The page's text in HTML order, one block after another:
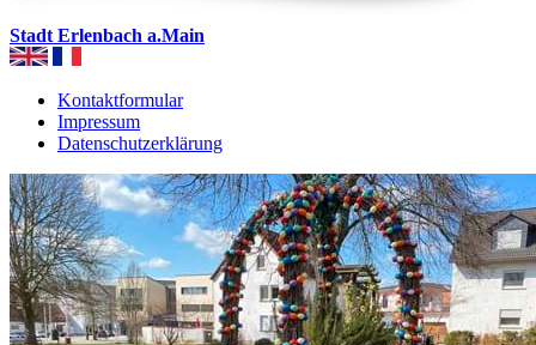
Stadt Erlenbach a.Main
Kontaktformular
Impressum
Datenschutzerklärung